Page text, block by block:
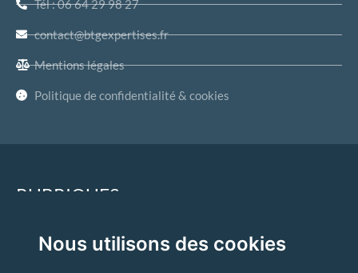
Nous utilisons des cookies
Tél : 06 64 29 98 27
contact@btgexpertises.fr
Mentions légales
Politique de confidentialité & cookies
RUBRIQUES
Accueil